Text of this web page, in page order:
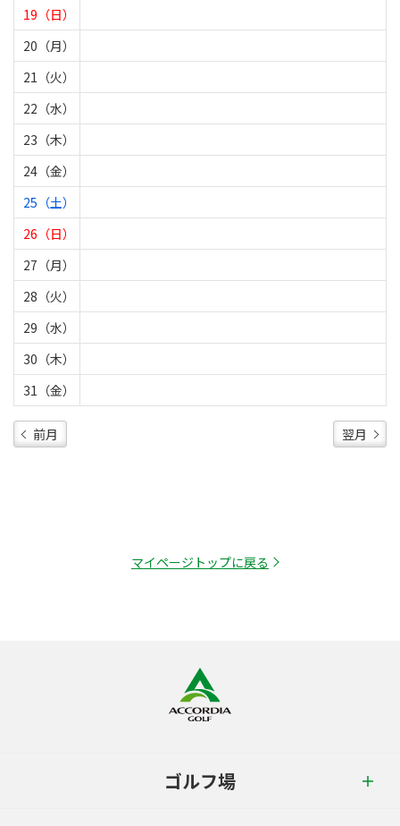
19（日）
20（月）
21（火）
22（水）
23（木）
24（金）
25（土）
26（日）
27（月）
28（火）
29（水）
30（木）
31（金）
前月 翌月
マイページトップに戻る
ゴルフ場